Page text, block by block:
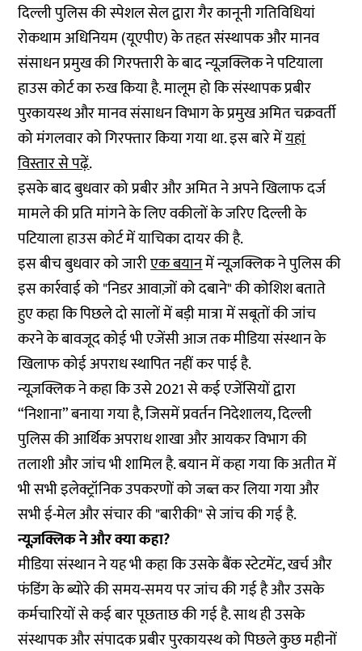
दिल्ली पुलिस की स्पेशल सेल द्वारा गैर कानूनी गतिविधियां
रोकथाम अधिनियम (यूएपीए) के तहत संस्थापक और मानव
संसाधन प्रमुख की गिरफ्तारी के बाद न्यूज़क्लिक ने पटियाला
हाउस कोर्ट का रुख किया है. मालूम हो कि संस्थापक प्रबीर
पुरकायस्थ और मानव संसाधन विभाग के प्रमुख अमित चक्रवर्ती
को मंगलवार को गिरफ्तार किया गया था. इस बारे मेंयहां
विस्तार से पढ़ें.
इसके बाद बुधवार को प्रबीर और अमित ने अपने खिलाफ दर्ज
मामले की प्रति मांगने के लिए वकीलों के जरिए दिल्ली के
पटियाला हाउस कोर्ट में याचिका दायर की है.
इस बीच बुधवार को जारीएक बयानमें न्यूज़क्लिक ने पुलिस की
इस कार्रवाई को "निडर आवाज़ों को दबाने" की कोशिश बताते
हुए कहा कि पिछले दो सालों में बड़ी मात्रा में सबूतों की जांच
करने के बावजूद कोई भी एजेंसी आज तक मीडिया संस्थान के
खिलाफ कोई अपराध स्थापित नहीं कर पाई है.
न्यूज़क्लिक ने कहा कि उसे 2021 से कई एजेंसियों द्वारा
“निशाना” बनाया गया है, जिसमें प्रवर्तन निदेशालय, दिल्ली
पुलिस की आर्थिक अपराध शाखा और आयकर विभाग की
तलाशी और जांच भी शामिल है. बयान में कहा गया कि अतीत में
भी सभी इलेक्ट्रॉनिक उपकरणों को जब्त कर लिया गया और
सभी ई-मेल और संचार की "बारीकी" से जांच की गई है.
न्यूज़क्लिक ने और क्या कहा?
मीडिया संस्थान ने यह भी कहा कि उसके बैंक स्टेटमेंट, खर्च और
फंडिंग के ब्योरे की समय-समय पर जांच की गई है और उसके
कर्मचारियों से कई बार पूछताछ की गई है. साथ ही उसके
संस्थापक और संपादक प्रबीर पुरकायस्थ को पिछले कुछ महीनों